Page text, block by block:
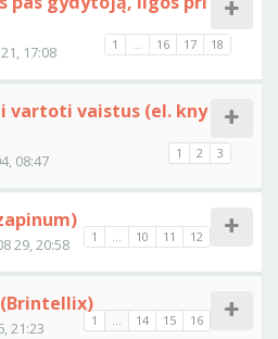
1 ... 16 17 18
17:08
vartoti vaistus (el. kny
1 2 3
08:47
1 ... 10 11 12
29, 20:58
1 ... 14 15 16
21:23